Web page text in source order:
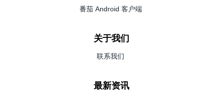
番茄 Android 客户端
关于我们
联系我们
最新资讯